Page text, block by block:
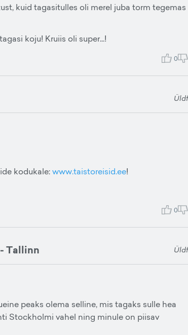
kuid tagasitulles oli merel juba torm tegemas
koju! Kruiis oli super...!
0
kodukale:www.taistoreisid.ee!
0
Tallinn
peaks olema selline, mis tagaks sulle hea
Stockholmi vahel ning minule on piisav